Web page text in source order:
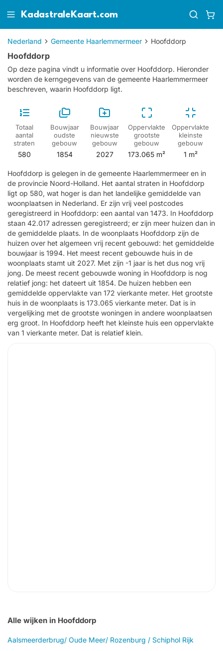
KadastraleKaart.com
Nederland Gemeente Haarlemmermeer Hoofddorp
Hoofddorp
Op deze pagina vindt u informatie over Hoofddorp. Hieronder
worden de kerngegevens van de gemeente Haarlemmermeer
beschreven, waarin Hoofddorp ligt.
Totaal
aantal
straten
580
Bouwjaar
oudste
gebouw
1854
Bouwjaar
nieuwste
gebouw
2027
Oppervlakte
grootste
gebouw
173.065 m²
Oppervlakte
kleinste
gebouw
1 m²
Hoofddorp is gelegen in de gemeente Haarlemmermeer en in
de provincie Noord-Holland. Het aantal straten in Hoofddorp
ligt op 580, wat hoger is dan het landelijke gemiddelde van
woonplaatsen in Nederland. Er zijn vrij veel postcodes
geregistreerd in Hoofddorp: een aantal van 1473. In Hoofddorp
staan 42.017 adressen geregistreerd; er zijn meer huizen dan in
de gemiddelde plaats. In de woonplaats Hoofddorp zijn de
huizen over het algemeen vrij recent gebouwd: het gemiddelde
bouwjaar is 1994. Het meest recent gebouwde huis in de
woonplaats stamt uit 2027. Met zijn -1 jaar is het dus nog vrij
jong. De meest recent gebouwde woning in Hoofddorp is nog
relatief jong: het dateert uit 1854. De huizen hebben een
gemiddelde oppervlakte van 172 vierkante meter. Het grootste
huis in de woonplaats is 173.065 vierkante meter. Dat is in
vergelijking met de grootste woningen in andere woonplaatsen
erg groot. In Hoofddorp heeft het kleinste huis een oppervlakte
van 1 vierkante meter. Dat is relatief klein.
Alle wijken in Hoofddorp
Aalsmeerderbrug/ Oude Meer/ Rozenburg / Schiphol Rijk